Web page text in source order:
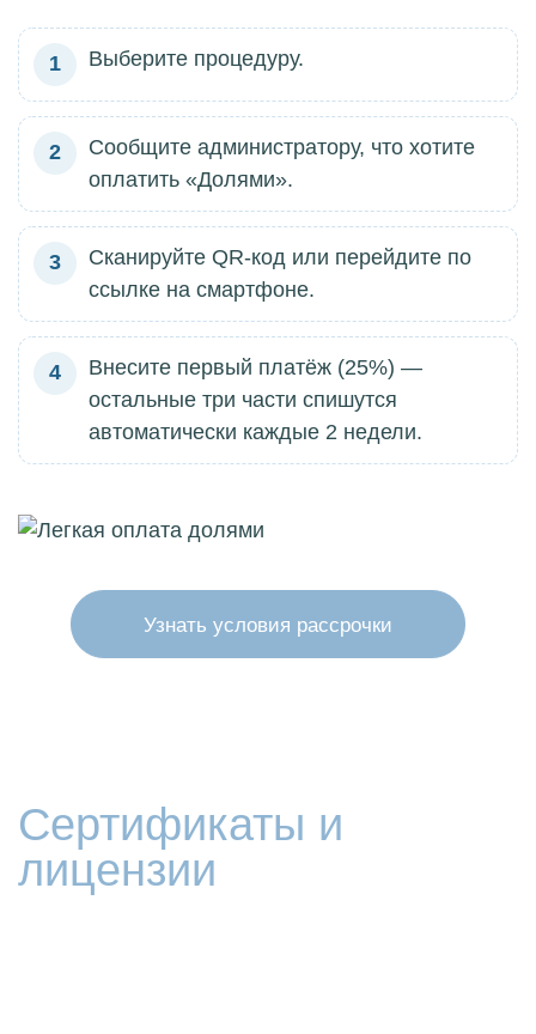
1 Выберите процедуру.
2
Сообщите администратору, что хотите
оплатить «Долями».
3
Сканируйте QR-код или перейдите по
ссылке на смартфоне.
4
Внесите первый платёж (25%) —
остальные три части спишутся
автоматически каждые 2 недели.
Узнать условия рассрочки
Сертификаты и
лицензии